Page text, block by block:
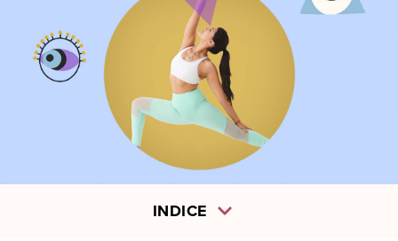
INDICE